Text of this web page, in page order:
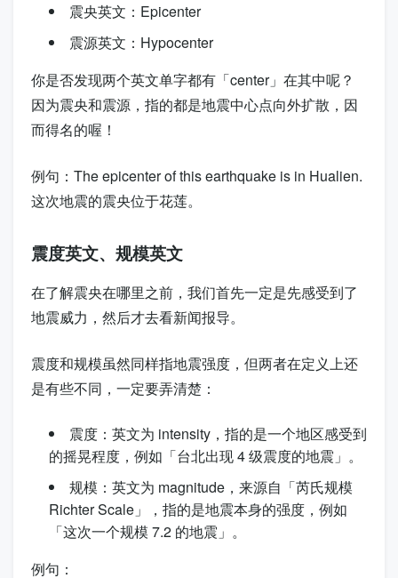
震央英文： Epicenter
震源英文： Hypocenter
你是否发现两个英文单字都有「center」在其中呢？
因为震央和震源，指的都是地震中心点向外扩散，因
而得名的喔！
例句： The epicenter of this earthquake is in Hualien.
这次地震的震央位于花莲。
震度英文、规模英文
在了解震央在哪里之前，我们首先一定是先感受到了
地震威力，然后才去看新闻报导。
震度和规模虽然同样指地震强度，但两者在定义上还
是有些不同，一定要弄清楚：
震度：英文为 intensity ，指的是一个地区感受到
的摇晃程度，例如「台北出现 4 级震度的地震」。
规模：英文为 magnitude ，来源自「芮氏规模
Richter Scale 」，指的是地震本身的强度，例如
「这次一个规模 7.2 的地震」。
例句：